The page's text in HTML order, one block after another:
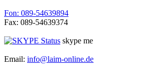
Fon: 089-54639894
Fax: 089-54639374
skype me
Email: info@laim-online.de